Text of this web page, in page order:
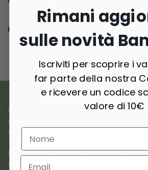
Consegna e resi
I NOSTRI MATERIALI
Bamboom nasce dall’amore per i materiali
combinando
di qualità premium dedicati ai più piccoli.
Utilizziamomateriali selezionaticome
cashmere e materiali riciclati, scelti per la
Rimani
sulle novità
Iscriviti per scoprire i
far parte della nostra
e ricevere un codice
valore di 10€